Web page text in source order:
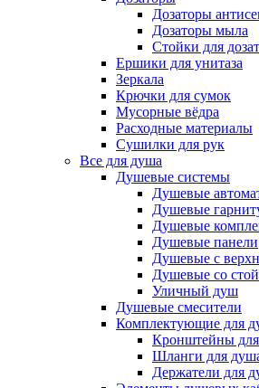
Дозаторы
Дозаторы мыла
Стойки для
Ершики для унитаза
Зеркала
Крючки для сумок
Мусорные вёдра
Расходные материалы
Сушилки для рук
Все для душа
Душевые системы
Душевые
Душевые
Душевые
Душевые панели
Душевые с
Душевые со
Уличный душ
Душевые смесители
Комплектующие для
Кронштейны
Шланги для
Держатели для